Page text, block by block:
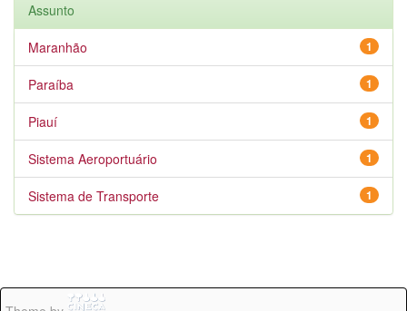
Assunto
1
Maranhão
1
Paraíba
1
Piauí
1
Sistema Aeroportuário
1
Sistema de Transporte